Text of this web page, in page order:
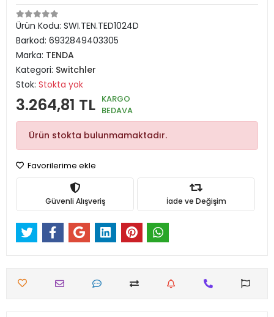
Ürün Kodu: SWI.TEN.TED1024D
Barkod: 6932849403305
Marka: TENDA
Kategori: Switchler
Stok: Stokta yok
3.264,81 TL KARGO
BEDAVA
Ürün stokta bulunmamaktadır.
Favorilerime ekle
Güvenli Alışveriş İade ve Değişim